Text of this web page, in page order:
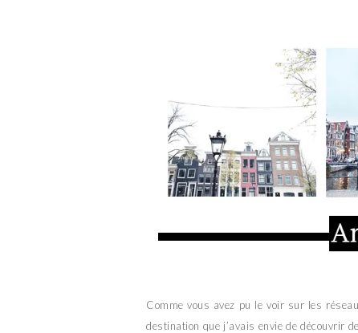
Comme vous avez pu le voir sur les
destination que j’avais envie de découvrir